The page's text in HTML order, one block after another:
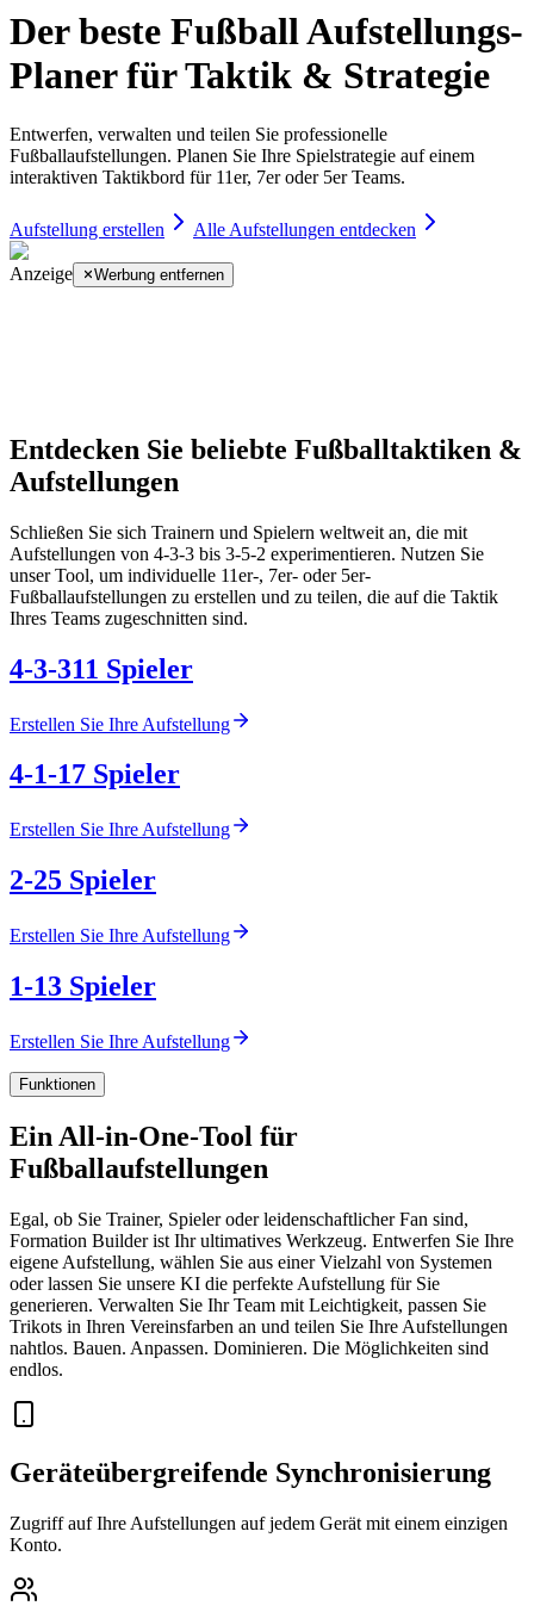
Der beste Fußball Aufstellungs-
Planer für Taktik & Strategie
Entwerfen, verwalten und teilen Sie professionelle
Fußballaufstellungen. Planen Sie Ihre Spielstrategie auf einem
interaktiven Taktikbord für 11er, 7er oder 5er Teams.
Aufstellung erstellen Alle Aufstellungen entdecken
Anzeige Werbung entfernen
Entdecken Sie beliebte Fußballtaktiken &
Aufstellungen
Schließen Sie sich Trainern und Spielern weltweit an, die mit
Aufstellungen von 4-3-3 bis 3-5-2 experimentieren. Nutzen Sie
unser Tool, um individuelle 11er-, 7er- oder 5er-
Fußballaufstellungen zu erstellen und zu teilen, die auf die Taktik
Ihres Teams zugeschnitten sind.
4-3-311 Spieler
Erstellen Sie Ihre Aufstellung
4-1-17 Spieler
Erstellen Sie Ihre Aufstellung
2-25 Spieler
Erstellen Sie Ihre Aufstellung
1-13 Spieler
Erstellen Sie Ihre Aufstellung
Funktionen
Ein All-in-One-Tool für
Fußballaufstellungen
Egal, ob Sie Trainer, Spieler oder leidenschaftlicher Fan sind,
Formation Builder ist Ihr ultimatives Werkzeug. Entwerfen Sie Ihre
eigene Aufstellung, wählen Sie aus einer Vielzahl von Systemen
oder lassen Sie unsere KI die perfekte Aufstellung für Sie
generieren. Verwalten Sie Ihr Team mit Leichtigkeit, passen Sie
Trikots in Ihren Vereinsfarben an und teilen Sie Ihre Aufstellungen
nahtlos. Bauen. Anpassen. Dominieren. Die Möglichkeiten sind
endlos.
Geräteübergreifende Synchronisierung
Zugriff auf Ihre Aufstellungen auf jedem Gerät mit einem einzigen
Konto.